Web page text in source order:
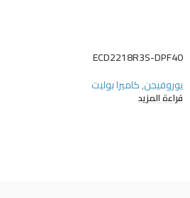
ECD2218R3S-DPF40
يوروفيجن,كاميرا بوليت
قراءة المزيد